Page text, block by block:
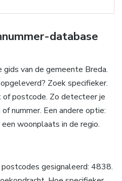
database
van de gemeente Breda.
Zoek specifieker.
of postcode. Zo detecteer je
nummer. Een andere optie:
woonplaats in de regio.
gesignaleerd: 4838.